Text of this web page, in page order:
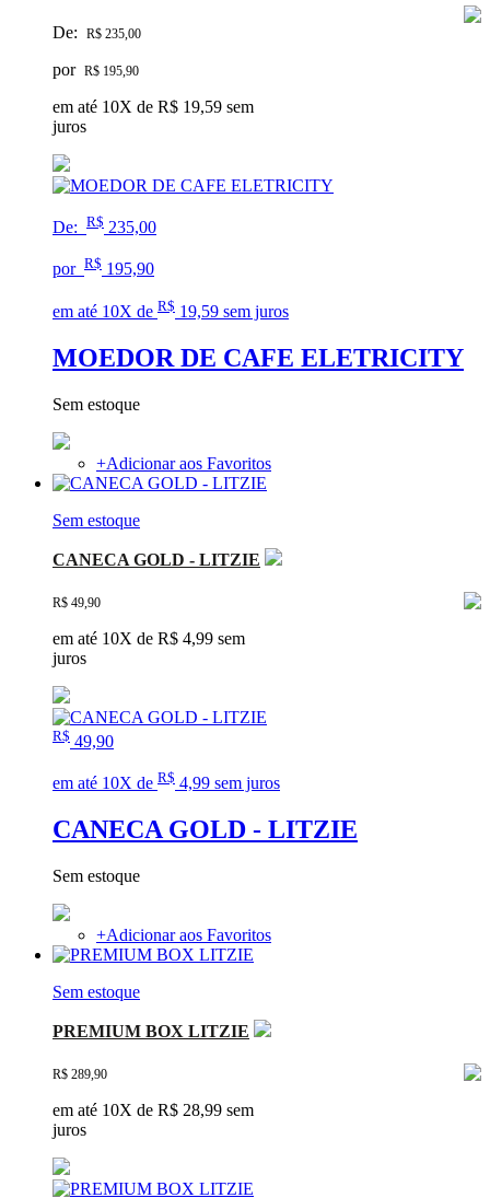
De: R$ 235,00
por R$ 195,90
em até 10X de R$ 19,59 sem
juros
De: R$ 235,00
por R$ 195,90
em até 10X de R$ 19,59 sem juros
MOEDOR DE CAFE ELETRICITY
Sem estoque
+Adicionar aos Favoritos
Sem estoque
CANECA GOLD - LITZIE
R$ 49,90
em até 10X de R$ 4,99 sem
juros
R$ 49,90
em até 10X de R$ 4,99 sem juros
CANECA GOLD - LITZIE
Sem estoque
+Adicionar aos Favoritos
Sem estoque
PREMIUM BOX LITZIE
R$ 289,90
em até 10X de R$ 28,99 sem
juros